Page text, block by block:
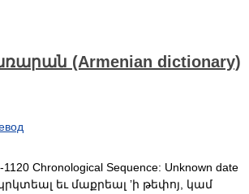
(Armenian dictionary)
Chronological Sequence: Unknown date
եւ մաքրեալ ʼի թեփոյ, կամ